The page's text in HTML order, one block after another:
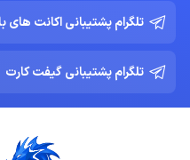
تلگرام پشتیبانی اکانت های
تلگرام پشتیبانی گیفت کارت